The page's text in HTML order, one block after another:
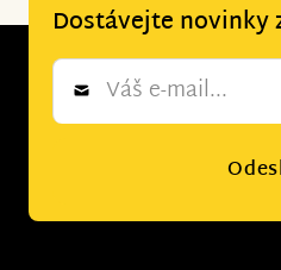
Dostávejte novinky
Newsletter